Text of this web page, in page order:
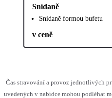
Snídaně
Snídaně formou bufetu
v ceně
Čas stravování a provoz jednotlivých
uvedených v nabídce mohou podléhat